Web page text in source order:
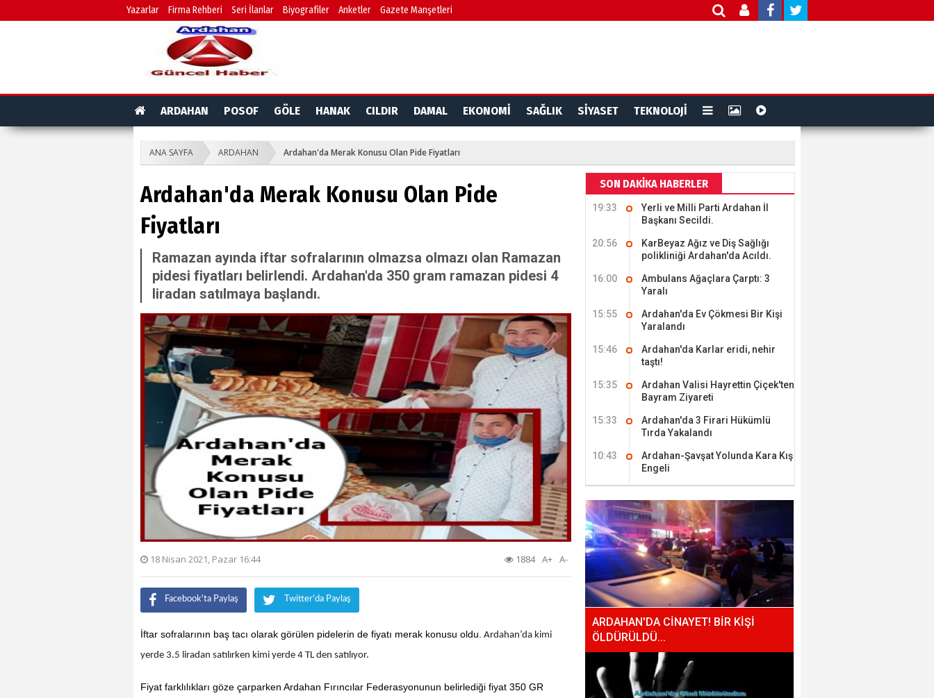
Yazarlar Firma Rehberi Seri İlanlar Biyografiler Anketler Gazete Manşetleri
ARDAHAN POSOF GÖLE HANAK CILDIR DAMAL EKONOMİ SAĞLIK SİYASET TEKNOLOJİ
ANA SAYFA ARDAHAN Ardahan'da Merak Konusu Olan Pide Fiyatları
Ardahan'da Merak Konusu Olan Pide
Fiyatları
Ramazan ayında iftar sofralarının olmazsa olmazı olan Ramazan
pidesi fiyatları belirlendi. Ardahan'da 350 gram ramazan pidesi 4
liradan satılmaya başlandı.
18 Nisan 2021, Pazar 16:44 A-
A+
1884
Facebook'ta Paylaş Twitter'da Paylaş
İftar sofralarının baş tacı olarak görülen pidelerin de fiyatı merak konusu oldu. Ardahan’da kimi
yerde 3.5 liradan satılırken kimi yerde 4 TL den satılıyor.
Fiyat farklılıkları göze çarparken Ardahan Fırıncılar Federasyonunun belirlediği fiyat 350 GR
SON DAKİKA HABERLER
19:33
Yerli ve Milli Parti Ardahan İl
Başkanı Secildi.
20:56
KarBeyaz Ağız ve Diş Sağlığı
polikliniği Ardahan'da Acıldı.
16:00
Ambulans Ağaçlara Çarptı: 3
Yaralı
15:55
Ardahan'da Ev Çökmesi Bir Kişi
Yaralandı
15:46
Ardahan'da Karlar eridi, nehir
taştı!
15:35
Ardahan Valisi Hayrettin Çiçek'ten
Bayram Ziyareti
15:33
Ardahan'da 3 Firari Hükümlü
Tırda Yakalandı
10:43
Ardahan-Şavşat Yolunda Kara Kış
Engeli
ARDAHAN'DA CİNAYET! BİR KİŞİ
ÖLDÜRÜLDÜ...